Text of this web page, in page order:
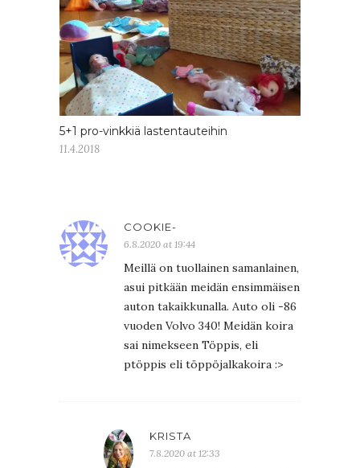
5+1 pro-vinkkiä lastentauteihin
11.4.2018
COOKIE-
6.8.2020 at 19:44
Meillä on tuollainen samanlainen,
asui pitkään meidän ensimmäisen
auton takaikkunalla. Auto oli -86
vuoden Volvo 340! Meidän koira
sai nimekseen Töppis, eli
ptöppis eli töppöjalkakoira :>
KRISTA
7.8.2020 at 12:33